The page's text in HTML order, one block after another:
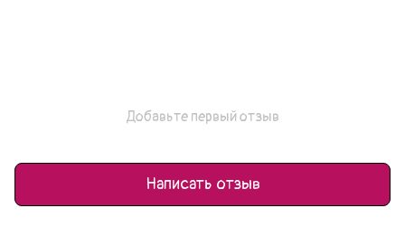
Добавьте первый отзыв
Написать отзыв